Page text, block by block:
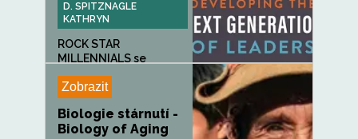
D. SPITZNAGLE
KATHRYN
ROCK STAR
MILLENNIALS se
Zobrazit
Biologie stárnutí -
Biology of Aging